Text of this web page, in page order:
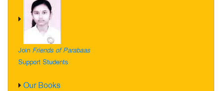
Join Friends of Parabaas
Support Students
Our Books